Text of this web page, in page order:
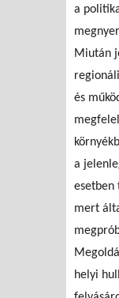
a
Miután
és
a
esetben
mert
helyi